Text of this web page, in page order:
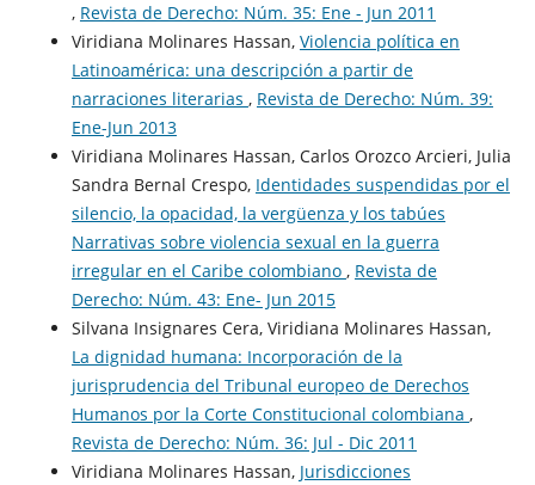
, Revista de Derecho: Núm. 35: Ene - Jun 2011
Viridiana Molinares Hassan, Violencia política en
Latinoamérica: una descripción a partir de
narraciones literarias , Revista de Derecho: Núm. 39:
Ene-Jun 2013
Viridiana Molinares Hassan, Carlos Orozco Arcieri, Julia
Sandra Bernal Crespo, Identidades suspendidas por el
silencio, la opacidad, la vergüenza y los tabúes
Narrativas sobre violencia sexual en la guerra
irregular en el Caribe colombiano , Revista de
Derecho: Núm. 43: Ene- Jun 2015
Silvana Insignares Cera, Viridiana Molinares Hassan,
La dignidad humana: Incorporación de la
jurisprudencia del Tribunal europeo de Derechos
Humanos por la Corte Constitucional colombiana ,
Revista de Derecho: Núm. 36: Jul - Dic 2011
Viridiana Molinares Hassan, Jurisdicciones